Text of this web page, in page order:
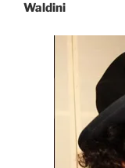
Waldini